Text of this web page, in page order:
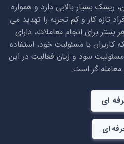
ریسک بسیار بالایی دارد و همواره
تازه کار و کم تجربه را تهدید می
بستر برای انجام معاملات، دارای
با مسئولیت خود، استفاده
مسئولیت سود و زیان فعالیت در این
معامله گر است.
ای
ای